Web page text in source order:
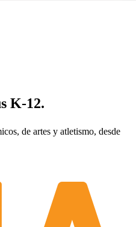
K-12.
de artes y atletismo, desde